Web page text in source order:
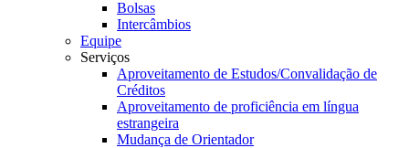
Bolsas
Intercâmbios
Equipe
Serviços
Aproveitamento de Estudos/Convalidação de
Créditos
Aproveitamento de proficiência em língua
estrangeira
Mudança de Orientador